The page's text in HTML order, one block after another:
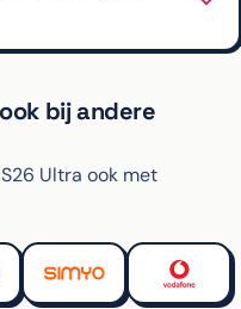
bij andere
Ultra ook met